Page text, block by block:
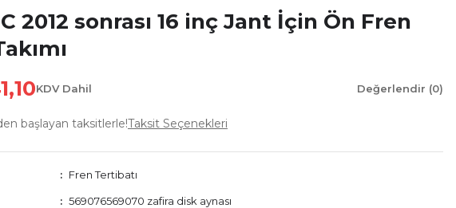
2012 sonrası 16 inç Jant İçin Ön Fren
KDV Dahil Değerlendir (0)
başlayan taksitlerle!Taksit Seçenekleri
Fren Tertibatı
569076569070 zafira disk aynası